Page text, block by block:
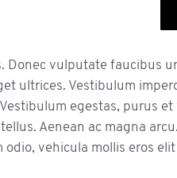
Donec vulputate faucibus
ultrices. Vestibulum
egestas, purus
Aenean ac magna
vehicula mollis eros